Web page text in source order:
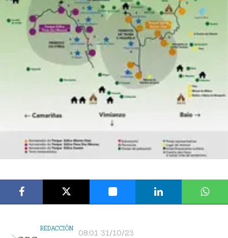
REDACCIÓN 08:01 31/10/23